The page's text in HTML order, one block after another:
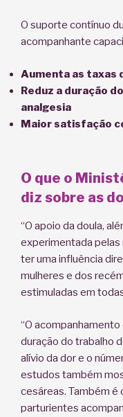
O suporte contínuo
acompanhante
Aumenta as taxas
Reduz a duração
analgesia
Maior satisfação
O que o
diz sobre as
“O apoio da doula,
experimentada pelas
ter uma influência
mulheres e dos
estimuladas em
“O
duração do trabalho
alívio da dor e o
estudos também
cesáreas. Também
parturientes